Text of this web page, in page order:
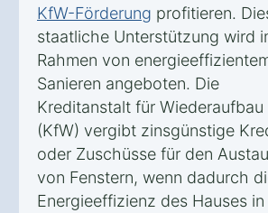
KfW-Förderung profitieren.
staatliche Unterstützung wird
Rahmen von
Sanieren angeboten. Die
Kreditanstalt für Wiederaufbau
(KfW) vergibt zinsgünstige
oder Zuschüsse für den
von Fenstern, wenn dadurch
Energieeffizienz des Hauses in